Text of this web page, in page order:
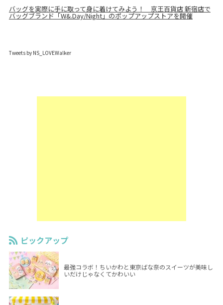
バッグを実際に手に取って身に着けてみよう！ 京王百貨店 新宿店で
バッグブランド「W&.Day/Night」のポップアップストアを開催
Tweets by NS_LOVEWalker
ピックアップ
最強コラボ！ちいかわと東京ばな奈のスイーツが美味し
いだけじゃなくてかわいい